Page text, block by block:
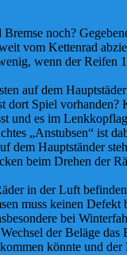
noch?
vom Kettenrad
wenn der Reifen
auf dem
dort Spiel
und es im
„Anstubsen“ ist
dem Hauptständer
beim Drehen der
in der Luft
muss keinen
bei
der Beläge
könnte und